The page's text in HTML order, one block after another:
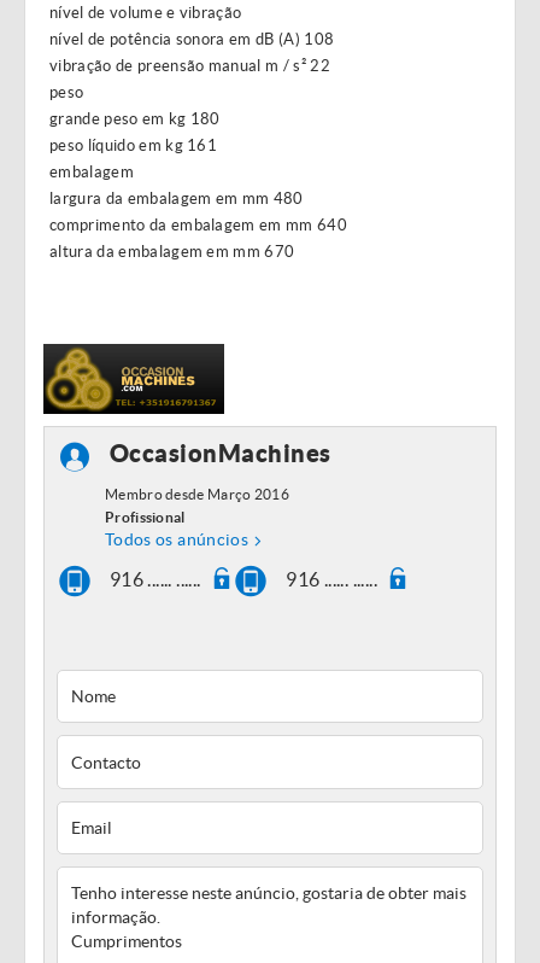
nível de volume e vibração
nível de potência sonora em dB (A) 108
vibração de preensão manual m / s² 22
peso
grande peso em kg 180
peso líquido em kg 161
embalagem
largura da embalagem em mm 480
comprimento da embalagem em mm 640
altura da embalagem em mm 670
OccasionMachines
Membro desde Março 2016
Profissional
Todos os anúncios
916 ...... ...... 916 ...... ......